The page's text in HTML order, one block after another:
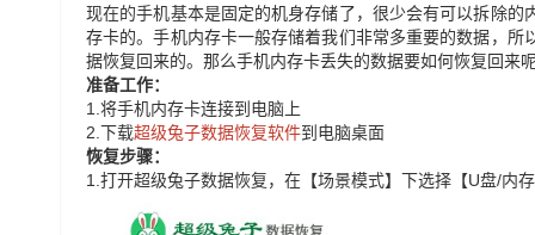
现在的手机基本是固定的机身存储了，很少会有可以拆除的
存卡的。手机内存卡一般存储着我们非常多重要的数据，
据恢复回来的。那么手机内存卡丢失的数据要如何恢复回来
准备工作：
1. 将手机内存卡连接到电脑上
2. 下载超级兔子数据恢复软件到电脑桌面
恢复步骤：
1. 打开超级兔子数据恢复，在【场景模式】下选择【U盘/内